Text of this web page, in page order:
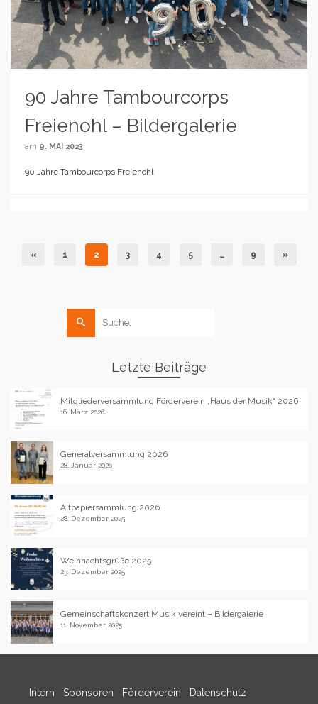
90 Jahre Tambourcorps
Freienohl – Bildergalerie
am 9. MAI 2023
90 Jahre Tambourcorps Freienohl
« 1 2 3 4 5 … 9 »
nach:
Letzte Beiträge
Mitgliederversammlung Förderverein „Haus der Musik“ 2026
16. März 2026
Generalversammlung 2026
28. Januar 2026
Altpapiersammlung 2026
28. Dezember 2025
Weihnachtsgrüße 2025
23. Dezember 2025
Gemeinschaftskonzert Musik vereint – Bildergalerie
11. November 2025
Intern Sponsoren Förderverein Datenschutz